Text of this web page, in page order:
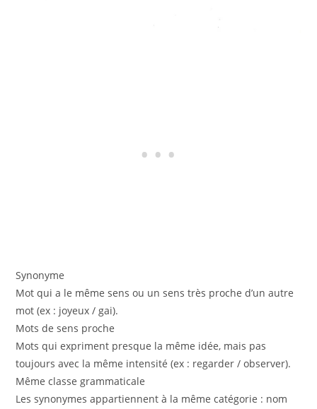
Synonyme
Mot qui a le même sens ou un sens très proche d’un autre
mot (ex : joyeux / gai).
Mots de sens proche
Mots qui expriment presque la même idée, mais pas
toujours avec la même intensité (ex : regarder / observer).
Même classe grammaticale
Les synonymes appartiennent à la même catégorie : nom